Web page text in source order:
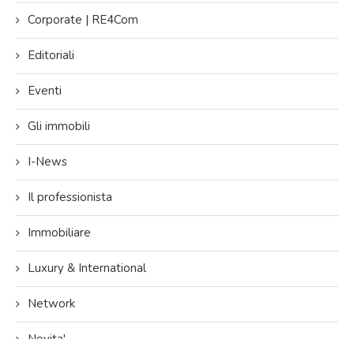
Corporate | RE4Com
Editoriali
Eventi
Gli immobili
I-News
Il professionista
Immobiliare
Luxury & International
Network